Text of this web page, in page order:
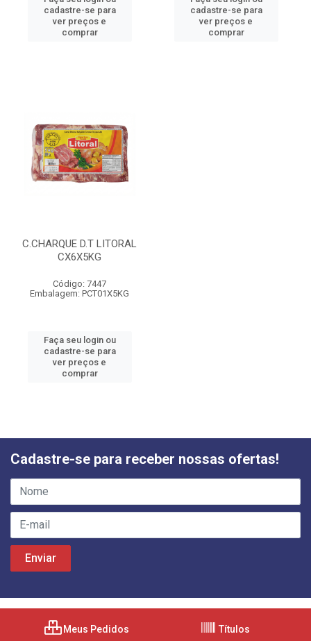
cadastre-se para
ver preços e
comprar
cadastre-se para
ver preços e
comprar
C.CHARQUE D.T LITORAL
CX6X5KG
Código: 7447
Embalagem: PCT01X5KG
Faça seu login ou
cadastre-se para
ver preços e
comprar
Cadastre-se para receber nossas ofertas!
Meus Pedidos Títulos